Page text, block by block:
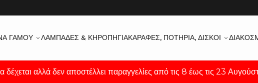
ΓΆΜΟΥ ΛΑΜΠΆΔΕΣ & ΚΗΡΟΠΉΓΙΑΚΑΡΆΦΕΣ, ΠΟΤΉΡΙΑ, ΔΊΣΚΟΙ
δέχεται αλλά δεν αποστέλλει παραγγελίες από τις 8 έως τις 23